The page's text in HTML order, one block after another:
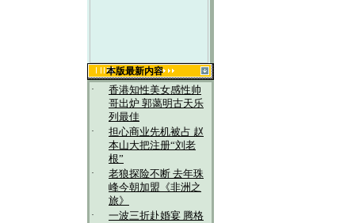
本版最新内容
·
香港知性美女感性帅
哥出炉 郭蔼明古天乐
列最佳
·
担心商业先机被占 赵
本山大把注册“刘老
根”
·
老狼探险不断 去年珠
峰今朝加盟《非洲之
旅》
·
一波三折赴婚宴 腾格